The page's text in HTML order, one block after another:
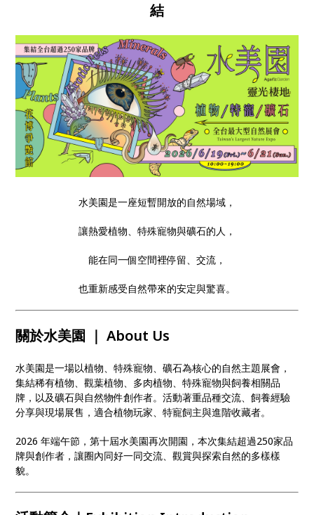
結
水美園是一座短暫開放的自然場域，
讓熱愛植物、特殊寵物與礦石的人，
能在同一個空間裡停留、交流，
也重新感受自然帶來的安定與驚喜。
關於水美園 ｜ About Us
水美園是一場以植物、特殊寵物、礦石為核心的自然主題展會，
集結稀有植物、觀葉植物、多肉植物、特殊寵物與飼養相關品
牌，以及礦石與自然物件創作者。活動著重品種交流、飼養經驗
分享與現場展售，適合植物玩家、特寵飼主與進階收藏者。
2026 年端午節，第十屆水美園再次開園，本次集結超過250家品
牌與創作者，讓圈內同好一同交流、觀賞與探索自然的多樣樣
貌。